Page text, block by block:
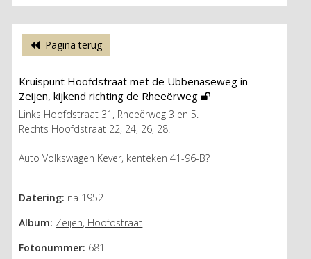
Pagina terug
Kruispunt Hoofdstraat met de Ubbenaseweg in
Zeijen, kijkend richting de Rheeërweg
Links Hoofdstraat 31, Rheeërweg 3 en 5.
Rechts Hoofdstraat 22, 24, 26, 28.
Auto Volkswagen Kever, kenteken 41-96-B?
Datering: na 1952
Album: Zeijen, Hoofdstraat
Fotonummer: 681